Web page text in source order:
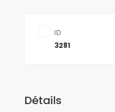
ID
3281
Détails